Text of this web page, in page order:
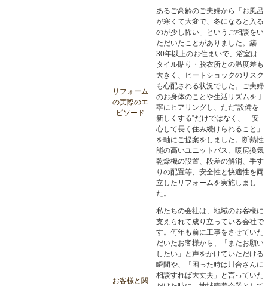
リフォーム
の実際のエ
ピソード
あるご高齢のご夫婦から「お風呂
が寒くて大変で、冬になると入る
のが少し怖い」というご相談をい
ただいたことがありました。築
30年以上のお住まいで、浴室は
タイル貼り・脱衣所との温度差も
大きく、ヒートショックのリスク
も心配される状況でした。ご夫婦
のお身体のことや生活リズムを丁
寧にヒアリングし、ただ“設備を
新しくする”だけではなく、「安
心して長く住み続けられること」
を軸にご提案をしました。断熱性
能の高いユニットバス、暖房換気
乾燥機の設置、段差の解消、手す
りの配置等、安全性と快適性を両
立したリフォームを実施しまし
た。
お客様と関
私たちの会社は、地域のお客様に
支えられて成り立っている会社で
す。何年も前に工事をさせていた
だいたお客様から、「またお願い
したい」と声をかけていただける
瞬間や、「困った時は川合さんに
相談すれば大丈夫」と言っていた